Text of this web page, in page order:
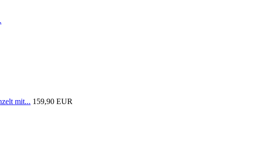
mit... 159,90 EUR